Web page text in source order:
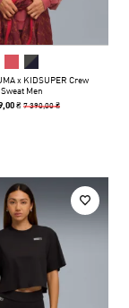
x KIDSUPER Crew
Sweat Men
₴7 390,00 ₴